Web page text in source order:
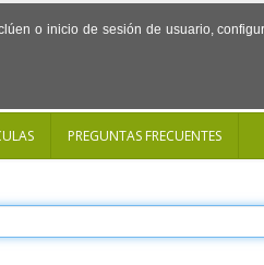
o inicio de sesión de usuario,
PREGUNTAS FRECUENTES